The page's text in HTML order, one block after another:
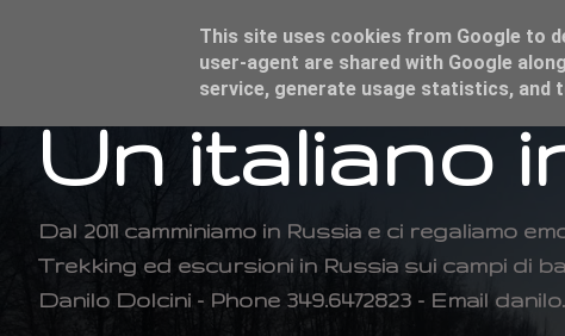
Un italiano
Dal 2011 camminiamo in Russia e ci regaliamo
Trekking ed escursioni in Russia sui campi di
Danilo Dolcini - Phone 349.6472823 - Email
This site uses cookies from Google to
user-agent are shared with Google
service, generate usage statistics, and